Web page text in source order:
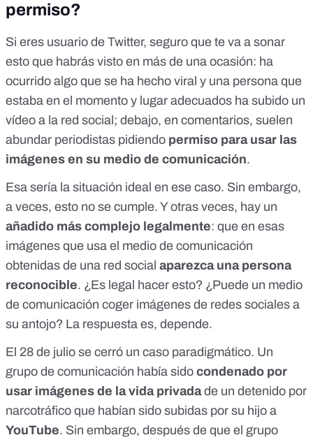
permiso?
Si eres usuario de Twitter, seguro que te va a sonar
esto que habrás visto en más de una ocasión: ha
ocurrido algo que se ha hecho viral y una persona que
estaba en el momento y lugar adecuados ha subido un
vídeo a la red social; debajo, en comentarios, suelen
abundar periodistas pidiendo permiso para usar las
imágenes en su medio de comunicación.
Esa sería la situación ideal en ese caso. Sin embargo,
a veces, esto no se cumple. Y otras veces, hay un
añadido más complejo legalmente: que en esas
imágenes que usa el medio de comunicación
obtenidas de una red social aparezca una persona
reconocible. ¿Es legal hacer esto? ¿Puede un medio
de comunicación coger imágenes de redes sociales a
su antojo? La respuesta es, depende.
El 28 de julio se cerró un caso paradigmático. Un
grupo de comunicación había sido condenado por
usar imágenes de la vida privadade un detenido por
narcotráfico que habían sido subidas por su hijo a
YouTube. Sin embargo, después de que el grupo